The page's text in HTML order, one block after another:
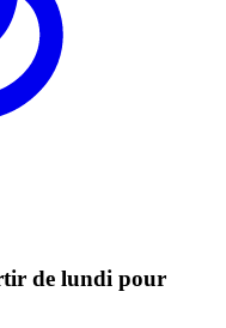
de lundi pour